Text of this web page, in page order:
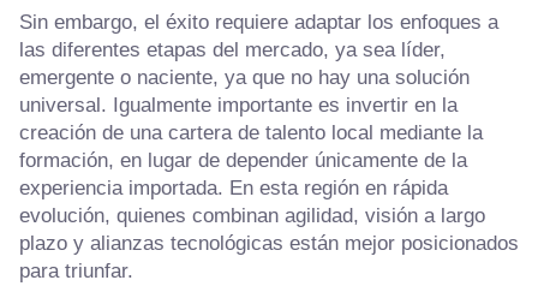
Sin embargo, el éxito requiere adaptar los enfoques a
las diferentes etapas del mercado, ya sea líder,
emergente o naciente, ya que no hay una solución
universal. Igualmente importante es invertir en la
creación de una cartera de talento local mediante la
formación, en lugar de depender únicamente de la
experiencia importada. En esta región en rápida
evolución, quienes combinan agilidad, visión a largo
plazo y alianzas tecnológicas están mejor posicionados
para triunfar.